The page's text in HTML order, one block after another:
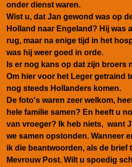
onder dienst waren.
Wist u, dat Jan gewond was op
Holland naar Engeland? Hij was
rug, maar na enige tijd in het
was hij weer goed in orde.
Is er nog kans op dat zijn broers
Om hier voor het Leger getraind
nog steeds Hollanders komen.
De foto's waren zeer welkom,
hele familie samen? En heeft u
van vroeger? Ik heb niets, want
we samen opstonden. Wanneer
ik die beantwoorden, als de brief
Mevrouw Post. Wilt u spoedig